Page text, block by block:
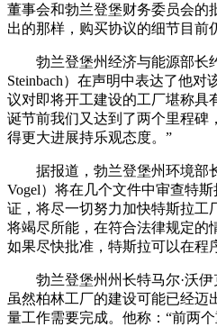
董事会和勃兰登堡财务委员会的
出的那样，购买协议的细节目前
勃兰登堡州经济与能源部长
Steinbach）在声明中表达了他
议对即将开工建设的工厂堪称具
诞节前我们又达到了两个里程碑
得更大进展持乐观态度。”
据报道，勃兰登堡州环境部
Vogel）将在几个文件中审查特
证，将尽一切努力加快特斯拉工
将竭尽所能，在符合法律规定的
如果尽快批准，特斯拉可以在程
勃兰登堡州州长特马尔·沃伊
虽然柏林工厂的建设可能已经迈
量工作需要完成。他称：“前两